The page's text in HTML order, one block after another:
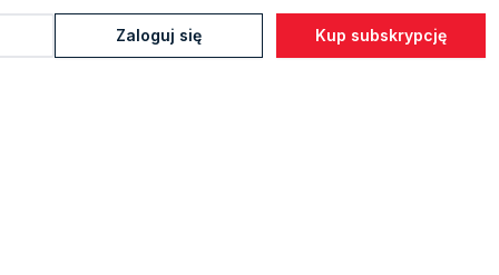
Zaloguj się Kup subskrypcję